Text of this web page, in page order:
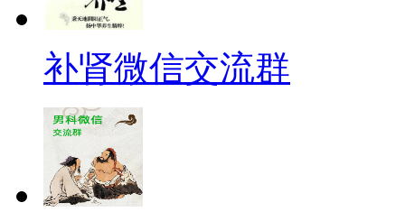
补肾微信交流群